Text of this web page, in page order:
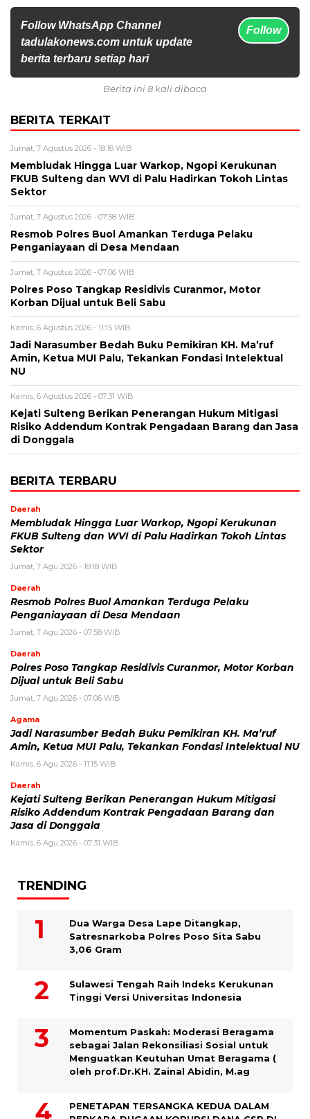
Follow WhatsApp Channel
tadulakonews.com untuk update
berita terbaru setiap hari
Follow
Berita ini 8 kali dibaca
BERITA TERKAIT
Jumat, 7 Agustus 2026 - 18:18 WIB
Membludak Hingga Luar Warkop, Ngopi Kerukunan
FKUB Sulteng dan WVI di Palu Hadirkan Tokoh Lintas
Sektor
Jumat, 7 Agustus 2026 - 07:58 WIB
Resmob Polres Buol Amankan Terduga Pelaku
Penganiayaan di Desa Mendaan
Jumat, 7 Agustus 2026 - 07:06 WIB
Polres Poso Tangkap Residivis Curanmor, Motor
Korban Dijual untuk Beli Sabu
Kamis, 6 Agustus 2026 - 11:15 WIB
Jadi Narasumber Bedah Buku Pemikiran KH. Ma’ruf
Amin, Ketua MUI Palu, Tekankan Fondasi Intelektual
NU
Kamis, 6 Agustus 2026 - 07:31 WIB
Kejati Sulteng Berikan Penerangan Hukum Mitigasi
Risiko Addendum Kontrak Pengadaan Barang dan Jasa
di Donggala
BERITA TERBARU
Daerah
Membludak Hingga Luar Warkop, Ngopi Kerukunan
FKUB Sulteng dan WVI di Palu Hadirkan Tokoh Lintas
Sektor
Jumat, 7 Agu 2026 - 18:18 WIB
Daerah
Resmob Polres Buol Amankan Terduga Pelaku
Penganiayaan di Desa Mendaan
Jumat, 7 Agu 2026 - 07:58 WIB
Daerah
Polres Poso Tangkap Residivis Curanmor, Motor Korban
Dijual untuk Beli Sabu
Jumat, 7 Agu 2026 - 07:06 WIB
Agama
Jadi Narasumber Bedah Buku Pemikiran KH. Ma’ruf
Amin, Ketua MUI Palu, Tekankan Fondasi Intelektual NU
Kamis, 6 Agu 2026 - 11:15 WIB
Daerah
Kejati Sulteng Berikan Penerangan Hukum Mitigasi
Risiko Addendum Kontrak Pengadaan Barang dan
Jasa di Donggala
Kamis, 6 Agu 2026 - 07:31 WIB
TRENDING
Dua Warga Desa Lape Ditangkap,
Satresnarkoba Polres Poso Sita Sabu
3,06 Gram
Sulawesi Tengah Raih Indeks Kerukunan
Tinggi Versi Universitas Indonesia
Momentum Paskah: Moderasi Beragama
sebagai Jalan Rekonsiliasi Sosial untuk
Menguatkan Keutuhan Umat Beragama (
oleh prof.Dr.KH. Zainal Abidin, M.ag
PENETAPAN TERSANGKA KEDUA DALAM